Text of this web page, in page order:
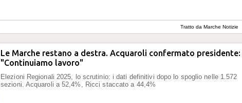
Tratto da Marche Notizie
Le Marche restano a destra. Acquaroli confermato presidente:
"Continuiamo lavoro"
Elezioni Regionali 2025, lo scrutinio: i dati definitivi dopo lo spoglio nelle 1.572
sezioni. Acquaroli a 52,4%, Ricci staccato a 44,4%